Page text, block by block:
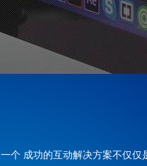
一个 成功的互动解决方案不仅仅